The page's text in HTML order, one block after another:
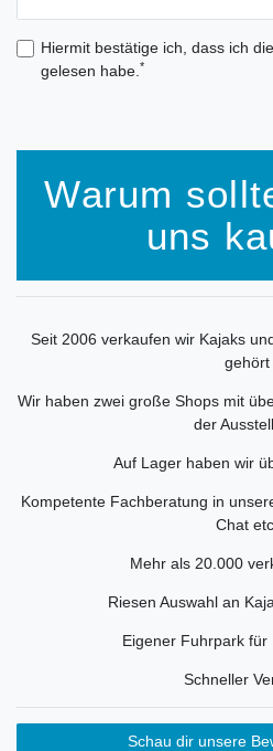
Hiermit bestätige ich, dass ich die
gelesen habe. *
Warum
uns
Seit 2006 verkaufen wir Kajaks
gehört
Wir haben zwei große Shops mit
der
Auf Lager haben wir
Kompetente Fachberatung in
Chat etc.
Mehr als 20.000
Riesen Auswahl an
Eigener Fuhrpark für
Schneller
Schau dir unsere